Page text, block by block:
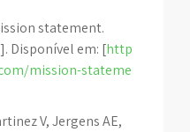
statement.
Disponível em: [http
mission-stateme
V, Jergens AE,